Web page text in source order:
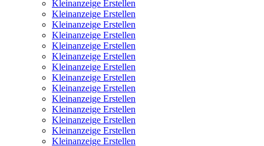
Kleinanzeige Erstellen
Kleinanzeige Erstellen
Kleinanzeige Erstellen
Kleinanzeige Erstellen
Kleinanzeige Erstellen
Kleinanzeige Erstellen
Kleinanzeige Erstellen
Kleinanzeige Erstellen
Kleinanzeige Erstellen
Kleinanzeige Erstellen
Kleinanzeige Erstellen
Kleinanzeige Erstellen
Kleinanzeige Erstellen
Kleinanzeige Erstellen